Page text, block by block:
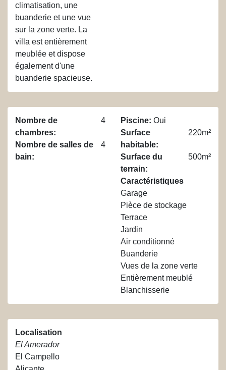
climatisation, une
buanderie et une vue
sur la zone verte. La
villa est entièrement
meublée et dispose
également d'une
buanderie spacieuse.
Nombre de
chambres:
4
Nombre de salles de
bain:
4
Piscine: Oui
Surface
habitable:
220m²
Surface du
terrain:
500m²
Caractéristiques
Garage
Pièce de stockage
Terrace
Jardin
Air conditionné
Buanderie
Vues de la zone verte
Entièrement meublé
Blanchisserie
Localisation
El Amerador
El Campello